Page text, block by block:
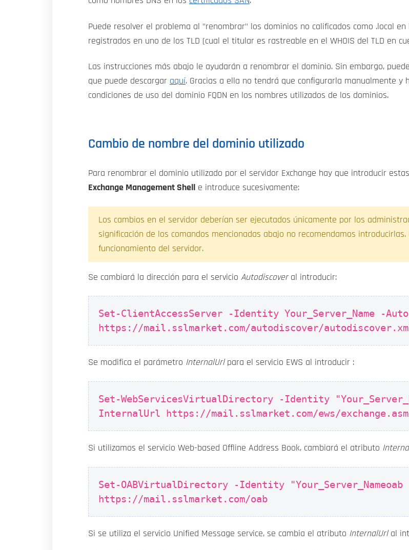
Puede resolver el problema al "renombrar" los dominios no calificados como .local
registrados en uno de los TLD (cual el titular es rastreable en el WHOIS del TLD en
Las instrucciones más abajo le ayudarán a renombrar el dominio. Sin embargo,
que puede descargar aquí. Gracias a ella no tendrá que configurarla manualmente y
condiciones de uso del dominio FQDN en los nombres utilizados de los dominios.
Cambio de nombre del dominio utilizado
Para renombrar el dominio utilizado por el servidor Exchange hay que introducir
Exchange Management Shell
e introduce sucesivamente:
Los cambios en el servidor deberían ser ejecutados únicamente por los
significación de los comandos mencionadas abajo no recomendamos
funcionamiento del servidor.
Se cambiará la dirección para el servicio Autodiscoveral introducir:
Set-ClientAccessServer -Identity Your_Server_Name -
https://mail.sslmarket.com/autodiscover/
Se modifica el parámetro InternalUrlpara el servicio EWS al introducir :
Set-WebServicesVirtualDirectory -Identity
InternalUrl https://mail.sslmarket.com/ews/
Si utilizamos el servicio Web-based Offline Address Book, cambiará el atributo
Set-OABVirtualDirectory -Identity
https://mail.sslmarket.com/oab
Si se utiliza el servicio Unified Message service, se cambia el atributo InternalUrlal